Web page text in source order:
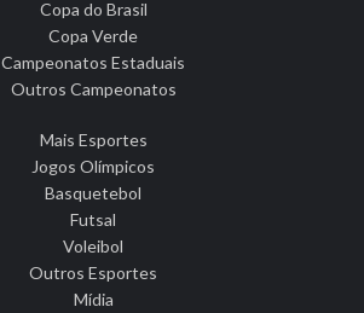
Copa do Brasil
Copa Verde
Campeonatos Estaduais
Outros Campeonatos
Mais Esportes
Jogos Olímpicos
Basquetebol
Futsal
Voleibol
Outros Esportes
Mídia